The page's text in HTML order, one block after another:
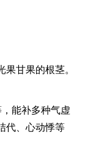
甘果的根茎。
能补多种气虚
代、心动悸等